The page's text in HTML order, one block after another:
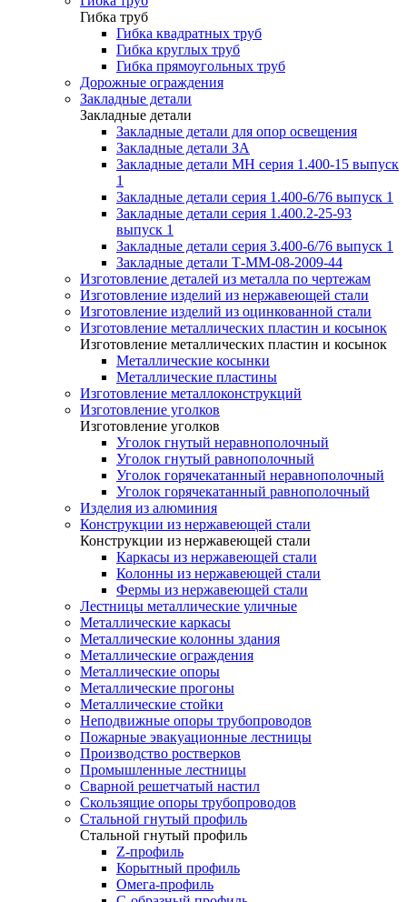
Гибка труб
Гибка квадратных труб
Гибка круглых труб
Гибка прямоугольных труб
Дорожные ограждения
Закладные детали
Закладные детали
Закладные детали для опор освещения
Закладные детали ЗА
Закладные детали МН серия 1.400-15 выпуск
1
Закладные детали серия 1.400-6/76 выпуск 1
Закладные детали серия 1.400.2-25-93
выпуск 1
Закладные детали серия 3.400-6/76 выпуск 1
Закладные детали Т-ММ-08-2009-44
Изготовление деталей из металла по чертежам
Изготовление изделий из нержавеющей стали
Изготовление изделий из оцинкованной стали
Изготовление металлических пластин и косынок
Изготовление металлических пластин и косынок
Металлические косынки
Металлические пластины
Изготовление металлоконструкций
Изготовление уголков
Изготовление уголков
Уголок гнутый неравнополочный
Уголок гнутый равнополочный
Уголок горячекатанный неравнополочный
Уголок горячекатанный равнополочный
Изделия из алюминия
Конструкции из нержавеющей стали
Конструкции из нержавеющей стали
Каркасы из нержавеющей стали
Колонны из нержавеющей стали
Фермы из нержавеющей стали
Лестницы металлические уличные
Металлические каркасы
Металлические колонны здания
Металлические ограждения
Металлические опоры
Металлические прогоны
Металлические стойки
Неподвижные опоры трубопроводов
Пожарные эвакуационные лестницы
Производство ростверков
Промышленные лестницы
Сварной решетчатый настил
Скользящие опоры трубопроводов
Стальной гнутый профиль
Стальной гнутый профиль
Z-профиль
Корытный профиль
Омега-профиль